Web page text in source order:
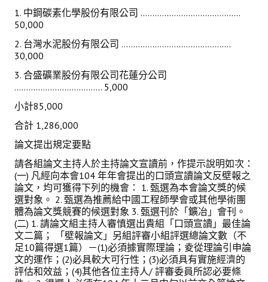
1. 中鋼碳素化學股份有限公司 ..........................................
50,000
2. 台灣水泥股份有限公司 ..............................................
30,000
3. 合盛礦業股份有限公司花蓮分公司
..................................... 5,000
小計85,000
合計 1,286,000
論文提出規定要點
請各組論文主持人於主持論文宣讀前，作提示說明如次：
(一) 凡經向本會104 年年會提出的口頭宣讀論文反壁報之
論文，均可獲得下列的機會： 1. 甄選為本會論文獎的候
選對象。 2. 甄選為推薦給中國工程師學會或其他學術團
體為論文獎競賽的候選對象 3. 甄選刊於「鑛冶」會刊。
(二) 1. 請論文組主持人審慎選出貴組「口頭宣讀」最佳論
文二篇； 「壁報論文」另組評審小組評選總論文數（不
足10篇得選1篇）－(1)必須據實際理論；夌從理論引申論
文的運作；(2)必具較大可行性；(3)必須具有實施經濟的
評估和效益；(4)其他各位主持人/ 評審委員所認必要條